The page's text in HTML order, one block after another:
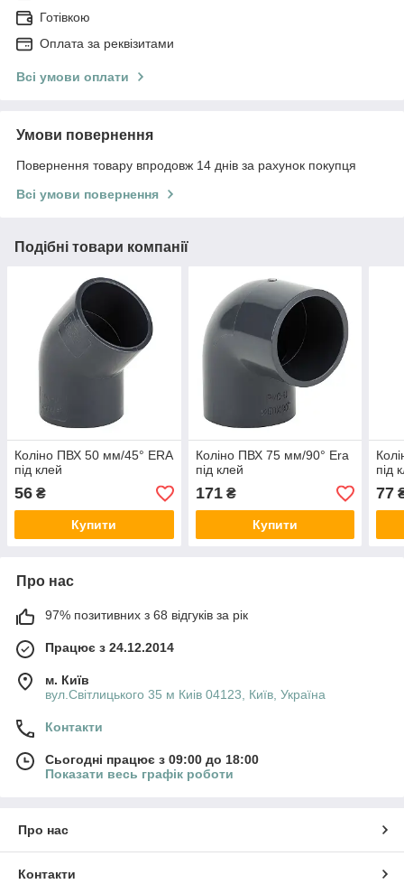
Готівкою
Оплата за реквізитами
Всі умови оплати
Умови повернення
Повернення товару впродовж 14 днів за рахунок покупця
Всі умови повернення
Подібні товари компанії
Коліно ПВХ 50 мм/45° ERA
під клей
56 ₴
Купити
Коліно ПВХ 75 мм/90° Era
під клей
171₴
Купити
під
77
Про нас
97% позитивних з 68 відгуків за рік
Працює з 24.12.2014
м. Київ
вул.Світлицького 35 м Киів 04123, Київ, Україна
Контакти
Сьогодні працює з 09:00 до 18:00
Показати весь графік роботи
Про нас
Контакти